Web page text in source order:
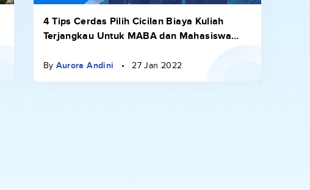
4 Tips Cerdas Pilih Cicilan Biaya Kuliah
Terjangkau Untuk MABA dan Mahasiswa
By Aurora Andini • 27 Jan 2022